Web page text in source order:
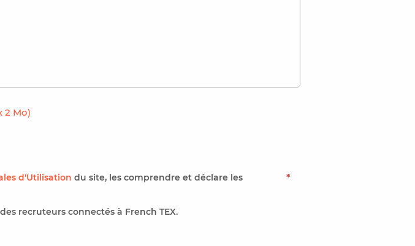
2 Mo)
d'Utilisation du site, les comprendre et déclare les
*
recruteurs connectés à French TEX.